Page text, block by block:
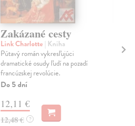
Zakázané cesty
Link Charlotte | Kniha
Pútavý román vykresľujúci
dramatické osudy ľudí na pozadí
francúzskej revolúcie.
Do 5 dní
12,11 €
12,48 € ?